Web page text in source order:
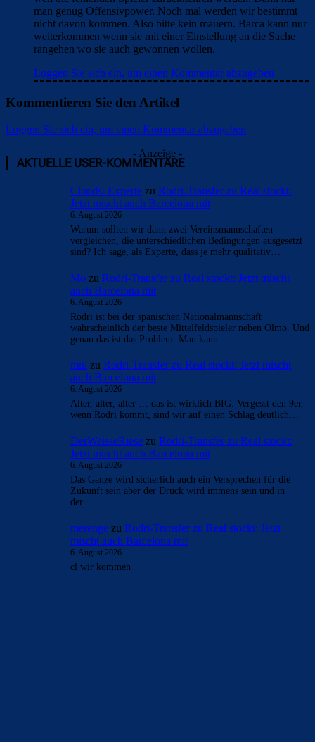
man genug Offensivpower. Noch mal werden wir bestimmt
nicht davon kommen. Also bitte kein mauern. Barca kann nur
weiterkommen wenn sie mit einer Einstellung an die Sache
rangehen wo sie auch gewonnen wollen.
Loggen Sie sich ein, um einen Kommentar abzugeben
Kommentieren Sie den Artikel
Loggen Sie sich ein, um einen Kommentar abzugeben
- Anzeige -
AKTUELLE USER-KOMMENTARE
Clouds: Experte zu Rodri-Transfer zu Real stockt:
Jetzt mischt auch Barcelona mit
6. August 2026
Warum sollten wir dann zwei Vereinsmannschaften
vergleichen, die unterschiedlichen Bedingungen ausgesetzt
sind? Ich sage, als Experte, dass je mehr qualitativ…
Mo zu Rodri-Transfer zu Real stockt: Jetzt mischt
auch Barcelona mit
6. August 2026
Rodri ist bei der spanischen Nationalmannschaft
wahrscheinlich der beste Mittelfeldspieler neben Olmo. Und
genau das ist das Problem. Man kann…
mnl zu Rodri-Transfer zu Real stockt: Jetzt mischt
auch Barcelona mit
6. August 2026
Alter, alter, alter … das ist wirklich BIG. Vergesst den 9er,
wenn Rodri kommt, sind wir auf einen Schlag deutlich…
DerWeisseRiese zu Rodri-Transfer zu Real stockt:
Jetzt mischt auch Barcelona mit
6. August 2026
Das Ganze wird sicherlich auch ein Versprechen für die
Zukunft sein aber der Druck wird immens sein und in
der…
merenge zu Rodri-Transfer zu Real stockt: Jetzt
mischt auch Barcelona mit
6. August 2026
cl wir kommen